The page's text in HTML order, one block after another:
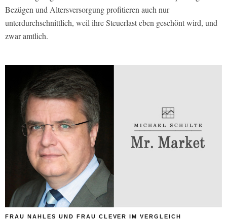
Bezügen und Altersversorgung profitieren auch nur
unterdurchschnittlich, weil ihre Steuerlast eben geschönt wird, und
zwar amtlich.
FRAU NAHLES UND FRAU CLEVER IM VERGLEICH